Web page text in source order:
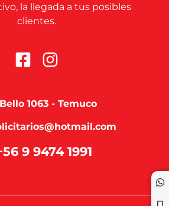
la llegada a tus posibles
clientes.
1063 - Temuco
9 9474 1991